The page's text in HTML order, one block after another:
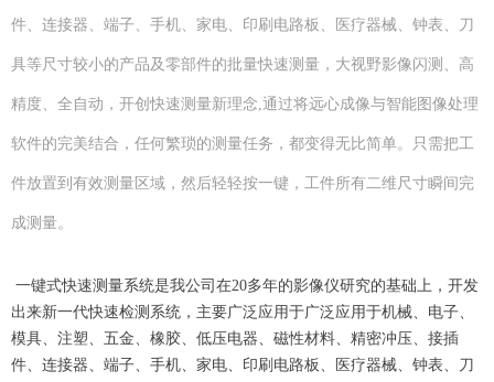
件、连接器、端子、手机、家电、印刷电路板、医疗器械、钟表、刀
具等尺寸较小的产品及零部件的批量快速测量，大视野影像闪测、高
精度、全自动，开创快速测量新理念,通过将远心成像与智能图像处理
软件的完美结合，任何繁琐的测量任务，都变得无比简单。只需把工
件放置到有效测量区域，然后轻轻按一键，工件所有二维尺寸瞬间完
成测量。
一键式快速测量系统是我公司在20多年的影像仪研究的基础上，开发
出来新一代快速检测系统，主要广泛应用于广泛应用于机械、电子、
模具、注塑、五金、橡胶、低压电器、磁性材料、精密冲压、接插
件、连接器、端子、手机、家电、印刷电路板、医疗器械、钟表、刀